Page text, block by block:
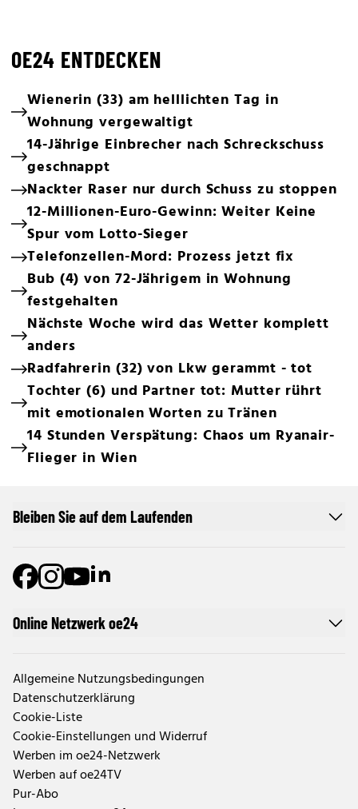
OE24 ENTDECKEN
Wienerin (33) am helllichten Tag in
Wohnung vergewaltigt
14-Jährige Einbrecher nach Schreckschuss
geschnappt
Nackter Raser nur durch Schuss zu stoppen
12-Millionen-Euro-Gewinn: Weiter Keine
Spur vom Lotto-Sieger
Telefonzellen-Mord: Prozess jetzt fix
Bub (4) von 72-Jährigem in Wohnung
festgehalten
Nächste Woche wird das Wetter komplett
anders
Radfahrerin (32) von Lkw gerammt - tot
Tochter (6) und Partner tot: Mutter rührt
mit emotionalen Worten zu Tränen
14 Stunden Verspätung: Chaos um Ryanair-
Flieger in Wien
Online Netzwerk oe24
Allgemeine Nutzungsbedingungen
Datenschutzerklärung
Cookie-Liste
Cookie-Einstellungen und Widerruf
Werben im oe24-Netzwerk
Werben auf oe24TV
Pur-Abo
Bleiben Sie auf dem Laufenden